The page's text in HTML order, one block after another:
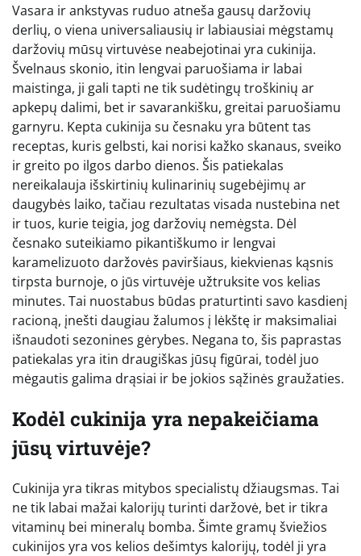
Vasara ir ankstyvas ruduo atneša gausų daržovių
derlių, o viena universaliausių ir labiausiai mėgstamų
daržovių mūsų virtuvėse neabejotinai yra cukinija.
Švelnaus skonio, itin lengvai paruošiama ir labai
maistinga, ji gali tapti ne tik sudėtingų troškinių ar
apkepų dalimi, bet ir savarankišku, greitai paruošiamu
garnyru. Kepta cukinija su česnaku yra būtent tas
receptas, kuris gelbsti, kai norisi kažko skanaus, sveiko
ir greito po ilgos darbo dienos. Šis patiekalas
nereikalauja išskirtinių kulinarinių sugebėjimų ar
daugybės laiko, tačiau rezultatas visada nustebina net
ir tuos, kurie teigia, jog daržovių nemėgsta. Dėl
česnako suteikiamo pikantiškumo ir lengvai
karamelizuoto daržovės paviršiaus, kiekvienas kąsnis
tirpsta burnoje, o jūs virtuvėje užtruksite vos kelias
minutes. Tai nuostabus būdas praturtinti savo kasdienį
racioną, įnešti daugiau žalumos į lėkštę ir maksimaliai
išnaudoti sezonines gėrybes. Negana to, šis paprastas
patiekalas yra itin draugiškas jūsų figūrai, todėl juo
mėgautis galima drąsiai ir be jokios sąžinės graužaties.
Kodėl cukinija yra nepakeičiama
jūsų virtuvėje?
Cukinija yra tikras mitybos specialistų džiaugsmas. Tai
ne tik labai mažai kalorijų turinti daržovė, bet ir tikra
vitaminų bei mineralų bomba. Šimte gramų šviežios
cukinijos yra vos kelios dešimtys kalorijų, todėl ji yra